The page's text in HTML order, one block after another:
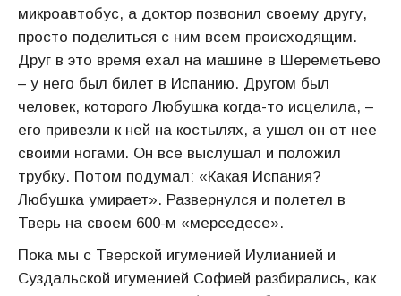
микроавтобус, а доктор позвонил своему другу,
просто поделиться с ним всем происходящим.
Друг в это время ехал на машине в Шереметьево
– у него был билет в Испанию. Другом был
человек, которого Любушка когда-то исцелила, –
его привезли к ней на костылях, а ушел он от нее
своими ногами. Он все выслушал и положил
трубку. Потом подумал: «Какая Испания?
Любушка умирает». Развернулся и полетел в
Тверь на своем 600-м «мерседесе».
Пока мы с Тверской игуменией Иулианией и
Суздальской игуменией Софией разбирались, как